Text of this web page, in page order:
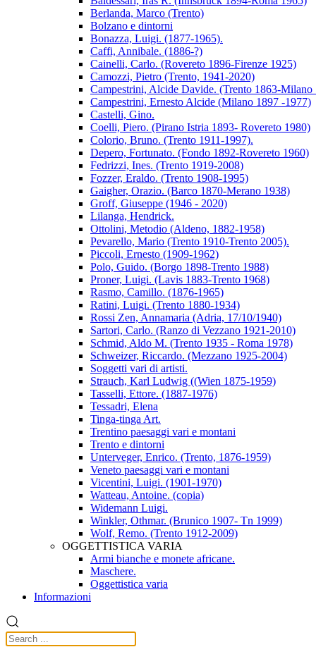
Berlanda, Marco (Trento)
Bolzano e dintorni
Bonazza, Luigi. (1877-1965).
Caffi, Annibale. (1886-?)
Cainelli, Carlo. (Rovereto 1896-Firenze 1925)
Camozzi, Pietro (Trento, 1941-2020)
Campestrini, Alcide Davide. (Trento 1863-Milano
Campestrini, Ernesto Alcide (Milano 1897 -1977)
Castelli, Gino.
Coelli, Piero. (Pirano Istria 1893- Rovereto 1980)
Colorio, Bruno. (Trento 1911-1997).
Depero, Fortunato. (Fondo 1892-Rovereto 1960)
Fedrizzi, Ines. (Trento 1919-2008)
Fozzer, Eraldo. (Trento 1908-1995)
Gaigher, Orazio. (Barco 1870-Merano 1938)
Groff, Giuseppe (1946 - 2020)
Lilanga, Hendrick.
Ottolini, Metodio (Aldeno, 1882-1958)
Pevarello, Mario (Trento 1910-Trento 2005).
Piccoli, Ernesto (1909-1962)
Polo, Guido. (Borgo 1898-Trento 1988)
Proner, Luigi. (Lavis 1883-Trento 1968)
Rasmo, Camillo. (1876-1965)
Ratini, Luigi. (Trento 1880-1934)
Rossi Zen, Annamaria (Adria, 17/10/1940)
Sartori, Carlo. (Ranzo di Vezzano 1921-2010)
Schmid, Aldo M. (Trento 1935 - Roma 1978)
Schweizer, Riccardo. (Mezzano 1925-2004)
Soggetti vari di artisti.
Strauch, Karl Ludwig ((Wien 1875-1959)
Tasselli, Ettore. (1887-1976)
Tessadri, Elena
Tinga-tinga Art.
Trentino paesaggi vari e montani
Trento e dintorni
Unterveger, Enrico. (Trento, 1876-1959)
Veneto paesaggi vari e montani
Vicentini, Luigi. (1901-1970)
Watteau, Antoine. (copia)
Widemann Luigi.
Winkler, Othmar. (Brunico 1907- Tn 1999)
Wolf, Remo. (Trento 1912-2009)
OGGETTISTICA VARIA
Armi bianche e monete africane.
Maschere.
Oggettistica varia
Informazioni